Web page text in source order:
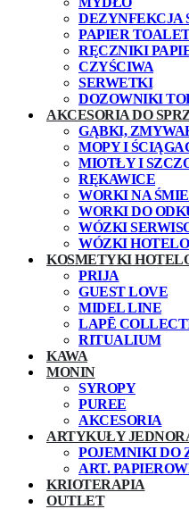
DEZYNFEKCJA
PAPIER
RĘCZNIKI
CZYŚCIWA
SERWETKI
DOZOWNIKI
AKCESORIA DO
GĄBKI,
MOPY I
MIOTŁY I
RĘKAWICE
WORKI NA
WORKI DO
WÓZKI
WÓZKI
KOSMETYKI
PRIJA
GUEST LOVE
MIDEL LINE
LAPĒ
RITUALIUM
KAWA
MONIN
SYROPY
PUREE
AKCESORIA
ARTYKUŁY
POJEMNIKI DO
ART.
KRIOTERAPIA
OUTLET